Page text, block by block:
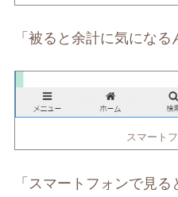
「被ると余計に気にな
スマート
「スマートフォンで見